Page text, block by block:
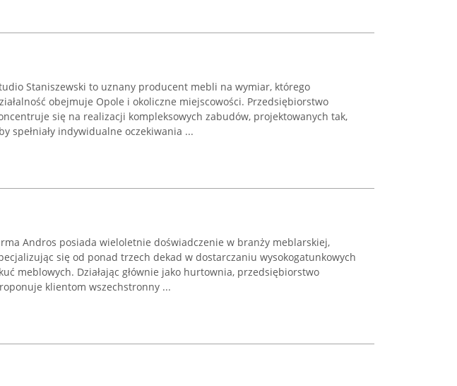
Staniszewski to uznany producent mebli na wymiar, którego
obejmuje Opole i okoliczne miejscowości. Przedsiębiorstwo
się na realizacji kompleksowych zabudów, projektowanych tak,
spełniały indywidualne oczekiwania ...
Andros posiada wieloletnie doświadczenie w branży meblarskiej,
się od ponad trzech dekad w dostarczaniu wysokogatunkowych
meblowych. Działając głównie jako hurtownia, przedsiębiorstwo
klientom wszechstronny ...